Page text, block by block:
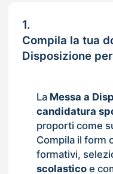
1.
Compila la tua
Disposizione
La Messa a
candidatura
proporti come
Compila il form
formativi,
scolasticoe